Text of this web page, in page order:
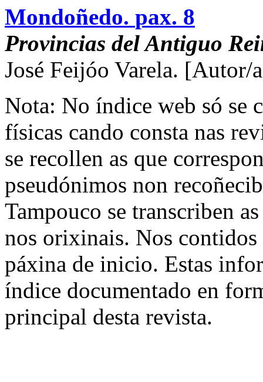
Mondoñedo. pax. 8
Provincias del Antiguo
José Feijóo Varela. [Autor/
Nota: No índice web só se
físicas cando consta nas
se recollen as que
pseudónimos non
Tampouco se transcriben
nos orixinais. Nos
páxina de inicio. Estas
índice documentado en
principal desta revista.